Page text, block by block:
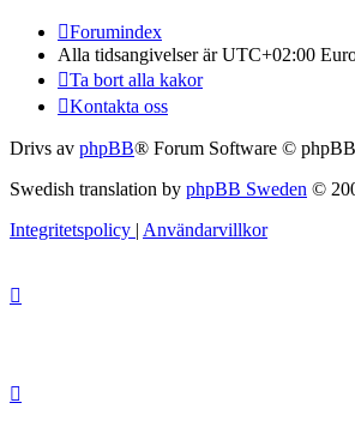
Forumindex
Alla tidsangivelser är UTC+02:00
Ta bort alla kakor
Kontakta oss
Drivs av phpBB® Forum Software ©
Swedish translation by phpBB Sweden ©
Integritetspolicy | Användarvillkor